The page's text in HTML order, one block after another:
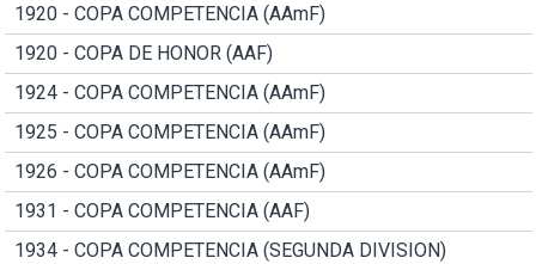
1920 - COPA COMPETENCIA (AAmF)
1920 - COPA DE HONOR (AAF)
1924 - COPA COMPETENCIA (AAmF)
1925 - COPA COMPETENCIA (AAmF)
1926 - COPA COMPETENCIA (AAmF)
1931 - COPA COMPETENCIA (AAF)
1934 - COPA COMPETENCIA (SEGUNDA DIVISION)